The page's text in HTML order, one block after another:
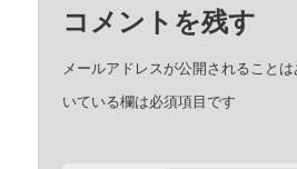
コメントを残す
メールアドレスが公開されることは
いている欄は必須項目です